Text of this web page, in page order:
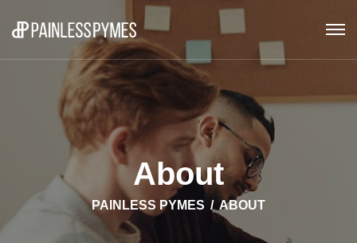
About
PAINLESS PYMES ABOUT